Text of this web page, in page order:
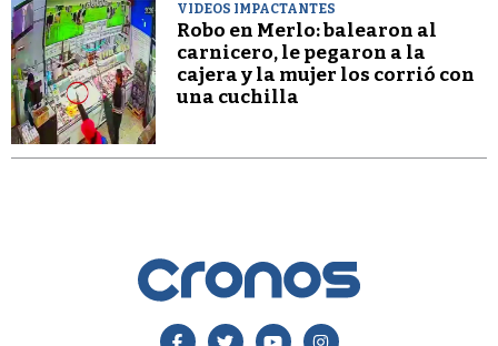
VIDEOS IMPACTANTES
Robo en Merlo: balearon al
carnicero, le pegaron a la
cajera y la mujer los corrió con
una cuchilla